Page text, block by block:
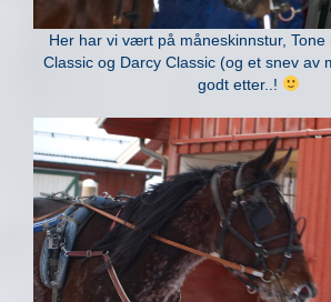
Her har vi vært på måneskinnstur, Tone
Classic og Darcy Classic (og et snev av
godt etter..!